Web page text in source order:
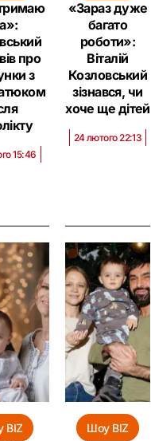
про
з
15:46
«Зараз дуже
багато
роботи»:
Віталій
Козловський
зізнався, чи
хоче ще дітей
24 лютого 22:13
BIZ Шоу BIZ